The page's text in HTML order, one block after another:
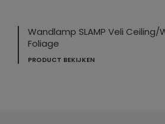
Wandlamp SLAMP Veli Ceiling/
Foliage
PRODUCT BEKIJKEN